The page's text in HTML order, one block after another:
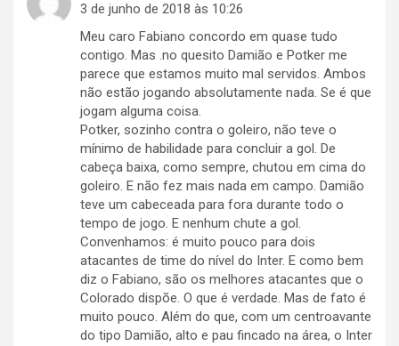
3 de junho de 2018 às 10:26
Meu caro Fabiano concordo em quase tudo
contigo. Mas .no quesito Damião e Potker me
parece que estamos muito mal servidos. Ambos
não estão jogando absolutamente nada. Se é que
jogam alguma coisa.
Potker, sozinho contra o goleiro, não teve o
mínimo de habilidade para concluir a gol. De
cabeça baixa, como sempre, chutou em cima do
goleiro. E não fez mais nada em campo. Damião
teve um cabeceada para fora durante todo o
tempo de jogo. E nenhum chute a gol.
Convenhamos: é muito pouco para dois
atacantes de time do nível do Inter. E como bem
diz o Fabiano, são os melhores atacantes que o
Colorado dispõe. O que é verdade. Mas de fato é
muito pouco. Além do que, com um centroavante
do tipo Damião, alto e pau fincado na área, o Inter